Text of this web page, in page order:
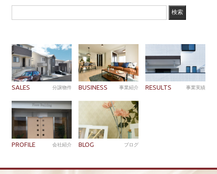
SALES 分譲物件 BUSINESS 事業紹介 RESULTS 事業実績
PROFILE 会社紹介 BLOG ブログ